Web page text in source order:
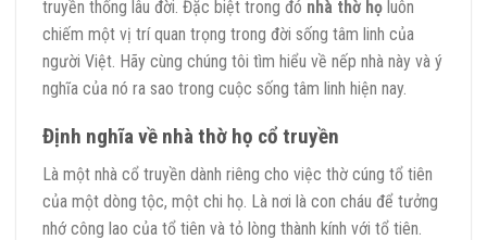
truyền thống lâu đời. Đặc biệt trong đó nhà thờ họ luôn
chiếm một vị trí quan trọng trong đời sống tâm linh của
người Việt. Hãy cùng chúng tôi tìm hiểu về nếp nhà này và ý
nghĩa của nó ra sao trong cuộc sống tâm linh hiện nay.
Định nghĩa về nhà thờ họ cổ truyền
Là một nhà cổ truyền dành riêng cho việc thờ cúng tổ tiên
của một dòng tộc, một chi họ. Là nơi là con cháu để tưởng
nhớ công lao của tổ tiên và tỏ lòng thành kính với tổ tiên.